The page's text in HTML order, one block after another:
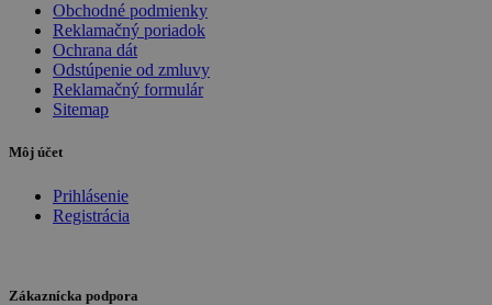
Obchodné podmienky
Reklamačný poriadok
Ochrana dát
Odstúpenie od zmluvy
Reklamačný formulár
Sitemap
Môj účet
Prihlásenie
Registrácia
Zákaznícka podpora